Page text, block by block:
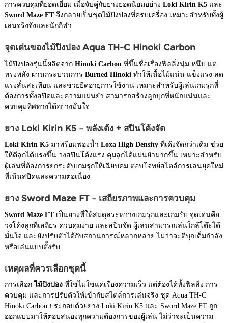
การควบคุมที่ยอดเยี่ยม เมื่อจับคู่กับยางยอดนิยมอย่าง Loki Kirin K5 และ
Sword Maze FTจึงกลายเป็นชุดไม้ปิงปองที่ครบเครื่อง เหมาะสำหรับทั้งผู้
เล่นจริงจังและนักกีฬา
จุดเด่นของไม้ปิงปอง Aqua TH-C Hinoki Carbon
ไม้ปิงปองรุ่นนี้ผลิตจาก Hinoki Carbon ที่ขึ้นชื่อเรื่องฟีลลิ่งนุ่ม หนึบ แต่
ทรงพลัง ผ่านกระบวนการ Burned Hinoki ทำให้เนื้อไม้แน่น แข็งแรง ลด
แรงสั่นสะเทือน และช่วยยืดอายุการใช้งาน เหมาะสำหรับผู้เล่นเกมรุกที่
ต้องการทั้งสปีดและความแม่นยำ สามารถสร้างลูกบุกที่หนักแน่นและ
ควบคุมทิศทางได้อย่างมั่นใจ
ยาง Loki Kirin K5 – พลังเด้ง + สปินโค้งจัด
Loki Kirin K5 มาพร้อมฟองน้ำ Loxa High Density ที่เด้งจัดกว่าเดิม ช่วย
ให้ตีลูกได้แรงขึ้น วงสปินโค้งแรง คุมลูกได้แม่นยำมากขึ้น เหมาะสำหรับ
ผู้เล่นที่ต้องการยกระดับเกมรุกให้เฉียบคม ตอบโจทย์สไตล์การเล่นยุคใหม่
ที่เน้นสปีดและความต่อเนื่อง
ยาง Sword Maze FT – เสถียรภาพและการควบคุม
Sword Maze FTเป็นยางที่ให้สมดุลระหว่างเกมรุกและเกมรับ จุดเด่นคือ
วงโค้งลูกที่เสถียร ควบคุมง่าย และสปินจัด ผู้เล่นสามารถเล่นใกล้โต๊ะได้
มั่นใจ และยังปรับตัวได้กับสถานการณ์หลากหลาย ไม่ว่าจะตีบุกเต็มกำลัง
หรือเล่นแบบตั้งรับ
เหตุผลที่ควรเลือกชุดนี้
การเลือก ไม้ปิงปอง ที่ใช่ไม่ใช่แค่เรื่องความเร็ว แต่ต้องได้ทั้งฟีลลิ่ง การ
ควบคุม และการปรับตัวให้เข้ากับสไตล์การเล่นจริง ชุด Aqua TH-C
Hinoki Carbon ประกอบด้วยยาง Loki Kirin K5 และ Sword Maze FT ถูก
ออกแบบมาให้ตอบสนองทุกความต้องการของผู้เล่น ไม่ว่าจะเป็นความ